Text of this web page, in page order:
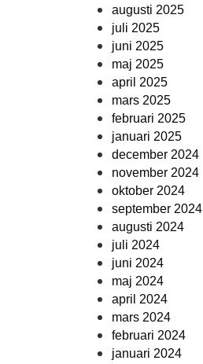
augusti 2025
juli 2025
juni 2025
maj 2025
april 2025
mars 2025
februari 2025
januari 2025
december 2024
november 2024
oktober 2024
september 2024
augusti 2024
juli 2024
juni 2024
maj 2024
april 2024
mars 2024
februari 2024
januari 2024